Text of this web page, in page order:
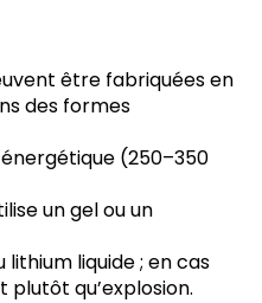
être fabriquées en
des formes
(250–350
un gel ou un
lithium liquide ; en cas
qu’explosion.